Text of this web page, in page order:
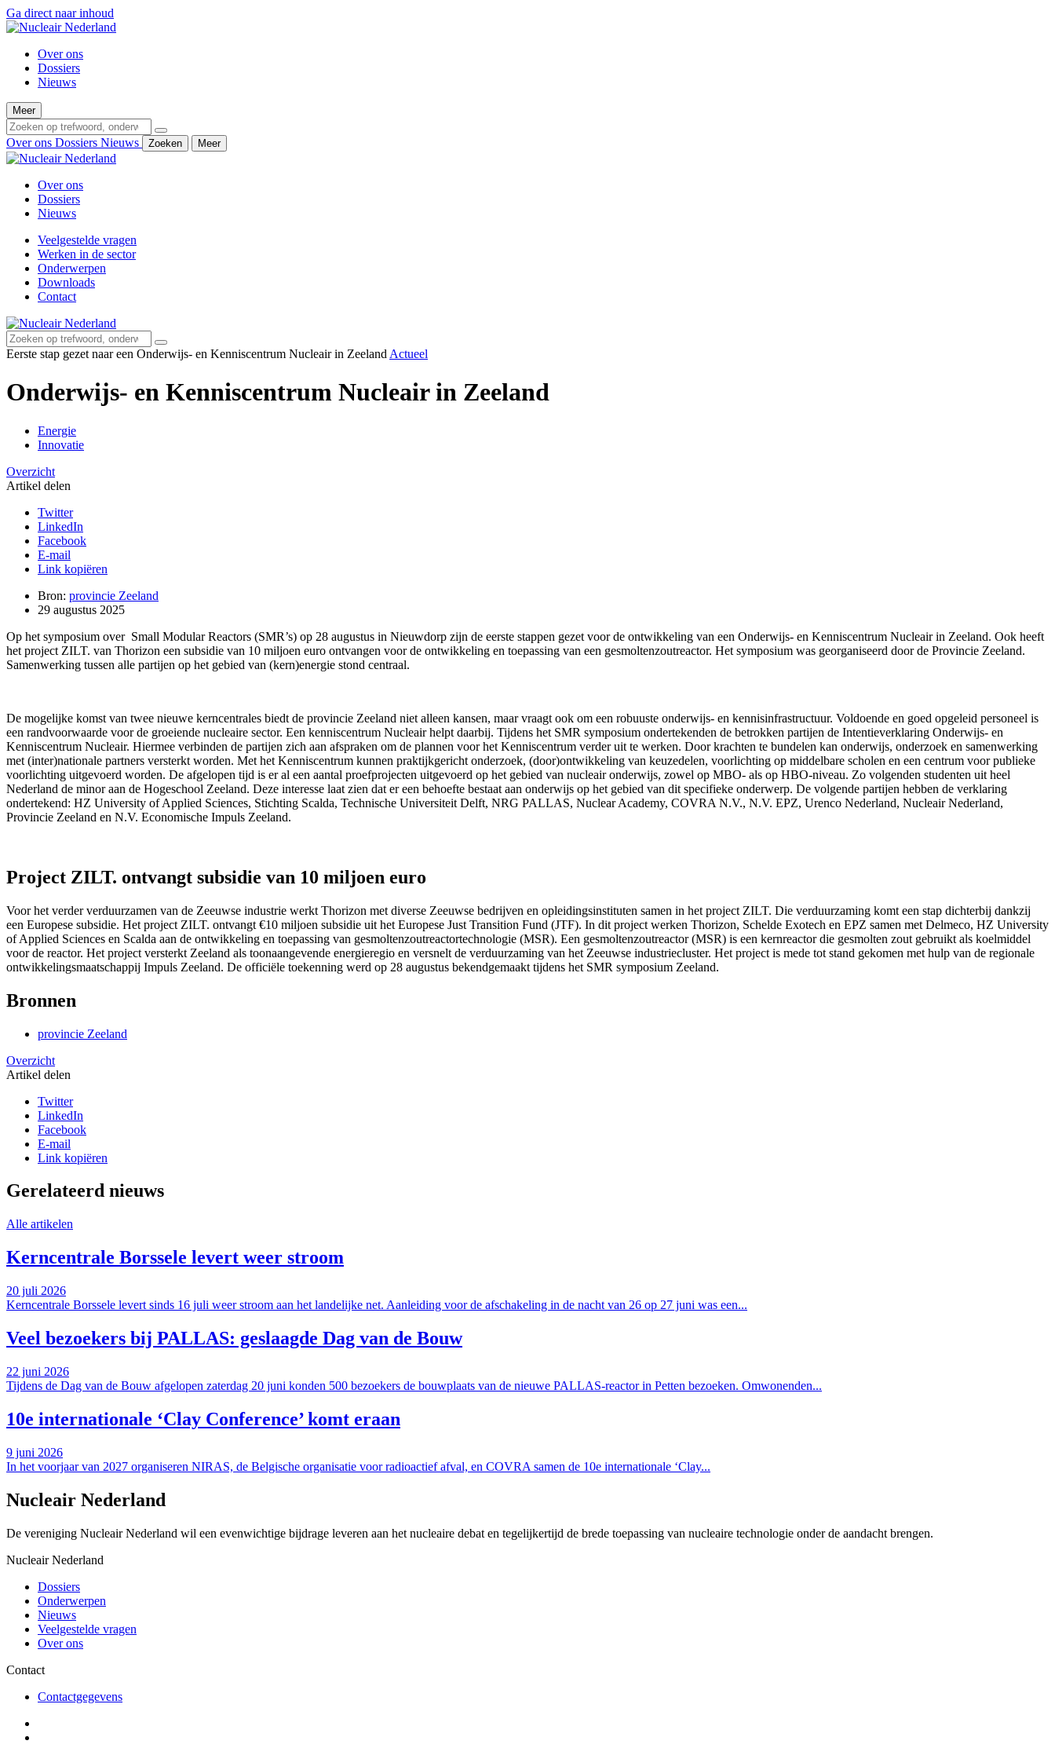
Ga direct naar inhoud
Over ons
Dossiers
Nieuws
Meer
Over ons Dossiers Nieuws Zoeken Meer
Over ons
Dossiers
Nieuws
Veelgestelde vragen
Werken in de sector
Onderwerpen
Downloads
Contact
Eerste stap gezet naar een Onderwijs- en Kenniscentrum Nucleair in Zeeland Actueel
Onderwijs- en Kenniscentrum Nucleair in Zeeland
Energie
Innovatie
Overzicht
Artikel delen
Twitter
LinkedIn
Facebook
E-mail
Link kopiëren
Bron: provincie Zeeland
29 augustus 2025
Op het symposium over Small Modular Reactors (SMR’s) op 28 augustus in Nieuwdorp zijn de eerste stappen gezet voor de ontwikkeling van een Onderwijs- en Kenniscentrum Nucleair in Zeeland. Ook heeft
het project ZILT. van Thorizon een subsidie van 10 miljoen euro ontvangen voor de ontwikkeling en toepassing van een gesmoltenzoutreactor. Het symposium was georganiseerd door de Provincie Zeeland.
Samenwerking tussen alle partijen op het gebied van (kern)energie stond centraal.
De mogelijke komst van twee nieuwe kerncentrales biedt de provincie Zeeland niet alleen kansen, maar vraagt ook om een robuuste onderwijs- en kennisinfrastructuur. Voldoende en goed opgeleid personeel is
een randvoorwaarde voor de groeiende nucleaire sector. Een kenniscentrum Nucleair helpt daarbij. Tijdens het SMR symposium ondertekenden de betrokken partijen de Intentieverklaring Onderwijs- en
Kenniscentrum Nucleair. Hiermee verbinden de partijen zich aan afspraken om de plannen voor het Kenniscentrum verder uit te werken. Door krachten te bundelen kan onderwijs, onderzoek en samenwerking
met (inter)nationale partners versterkt worden. Met het Kenniscentrum kunnen praktijkgericht onderzoek, (door)ontwikkeling van keuzedelen, voorlichting op middelbare scholen en een centrum voor publieke
voorlichting uitgevoerd worden. De afgelopen tijd is er al een aantal proefprojecten uitgevoerd op het gebied van nucleair onderwijs, zowel op MBO- als op HBO-niveau. Zo volgenden studenten uit heel
Nederland de minor aan de Hogeschool Zeeland. Deze interesse laat zien dat er een behoefte bestaat aan onderwijs op het gebied van dit specifieke onderwerp. De volgende partijen hebben de verklaring
ondertekend: HZ University of Applied Sciences, Stichting Scalda, Technische Universiteit Delft, NRG PALLAS, Nuclear Academy, COVRA N.V., N.V. EPZ, Urenco Nederland, Nucleair Nederland,
Provincie Zeeland en N.V. Economische Impuls Zeeland.
Project ZILT. ontvangt subsidie van 10 miljoen euro
Voor het verderverduurzamen van de Zeeuwse industrie werkt Thorizon met diverse Zeeuwse bedrijven en opleidingsinstituten samen in het project ZILT. Die verduurzaming komt een stap dichterbij dankzij
een Europese subsidie. Het project ZILT. ontvangt €10 miljoen subsidie uit het Europese Just Transition Fund (JTF). In dit project werken Thorizon, Schelde Exotech en EPZ samen met Delmeco, HZ University
of Applied Sciences en Scalda aan de ontwikkeling en toepassing van gesmoltenzoutreactortechnologie (MSR). Een gesmoltenzoutreactor (MSR) is een kernreactor die gesmolten zout gebruikt als koelmiddel
voor de reactor. Het project versterkt Zeeland als toonaangevende energieregio en versnelt de verduurzaming van het Zeeuwse industriecluster. Het project is mede tot stand gekomen met hulp van de regionale
ontwikkelingsmaatschappij Impuls Zeeland. De officiële toekenning werd op 28 augustus bekendgemaakt tijdens het SMR symposium Zeeland.
Bronnen
provincie Zeeland
Overzicht
Artikel delen
Twitter
LinkedIn
Facebook
E-mail
Link kopiëren
Gerelateerd nieuws
Alle artikelen
Kerncentrale Borssele levert weer stroom
20 juli 2026
Kerncentrale Borssele levert sinds 16 juli weer stroom aan het landelijke net. Aanleiding voor de afschakeling in de nacht van 26 op 27 juni was een...
Veel bezoekers bij PALLAS: geslaagde Dag van de Bouw
22 juni 2026
Tijdens de Dag van de Bouw afgelopen zaterdag 20 juni konden 500 bezoekers de bouwplaats van de nieuwe PALLAS-reactor in Petten bezoeken. Omwonenden...
10e internationale ‘Clay Conference’ komt eraan
9 juni 2026
In het voorjaar van 2027 organiseren NIRAS, de Belgische organisatie voor radioactief afval, en COVRA samen de 10e internationale ‘Clay...
Nucleair Nederland
De vereniging Nucleair Nederland wil een evenwichtige bijdrage leveren aan het nucleaire debat en tegelijkertijd de brede toepassing van nucleaire technologie onder de aandacht brengen.
Nucleair Nederland
Dossiers
Onderwerpen
Nieuws
Veelgestelde vragen
Over ons
Contact
Contactgegevens